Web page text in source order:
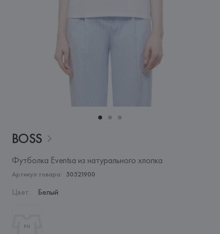
BOSS
Футболка Eventsa из натурального хлопка
Артикул товара: 50521900
Цвет: Белый